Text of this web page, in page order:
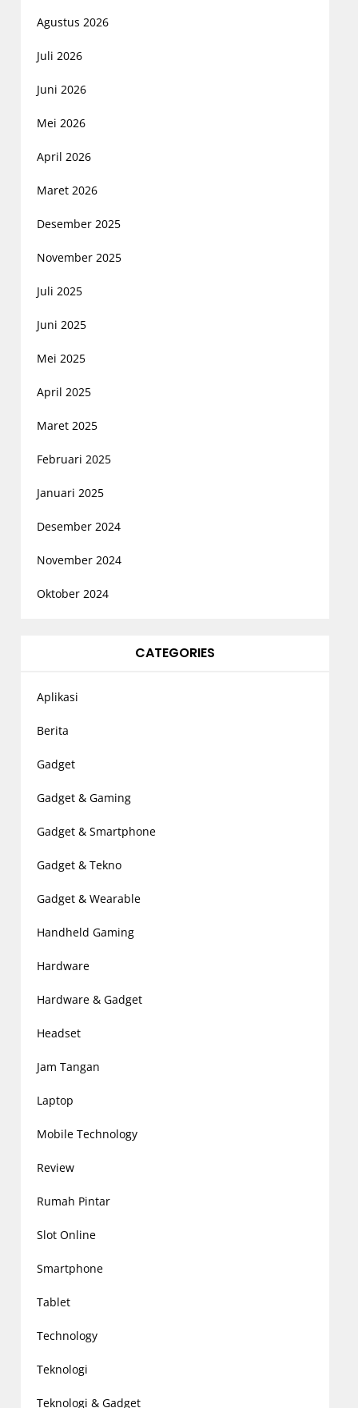
Agustus 2026
Juli 2026
Juni 2026
Mei 2026
April 2026
Maret 2026
Desember 2025
November 2025
Juli 2025
Juni 2025
Mei 2025
April 2025
Maret 2025
Februari 2025
Januari 2025
Desember 2024
November 2024
Oktober 2024
CATEGORIES
Aplikasi
Berita
Gadget
Gadget & Gaming
Gadget & Smartphone
Gadget & Tekno
Gadget & Wearable
Handheld Gaming
Hardware
Hardware & Gadget
Headset
Jam Tangan
Laptop
Mobile Technology
Review
Rumah Pintar
Slot Online
Smartphone
Tablet
Technology
Teknologi
Teknologi & Gadget